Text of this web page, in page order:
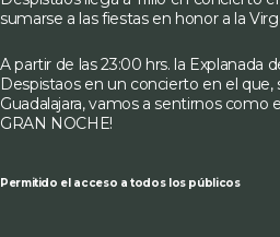
sumarse a las fiestas en honor a la
A partir de las 23:00 hrs. la Explanada
Despistaos en un concierto en el que,
Guadalajara, vamos a sentirnos como
GRAN NOCHE!
Permitido el acceso a todos los públicos